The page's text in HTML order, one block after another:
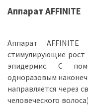
Аппарат AFFINITE
Аппарат AFFINITE
стимулирующие
эпидермис. С
одноразовым
направляется через
человеческого